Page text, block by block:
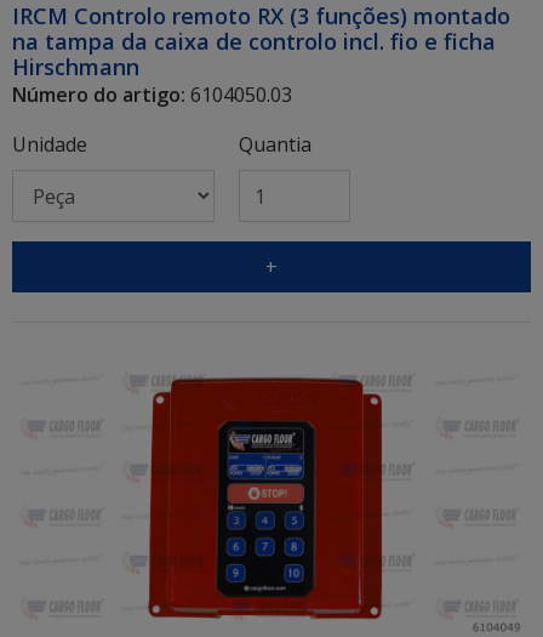
IRCM Controlo remoto RX (3 funções) montado
na tampa da caixa de controlo incl. fio e ficha
Hirschmann
Número do artigo: 6104050.03
Unidade
Quantia
+